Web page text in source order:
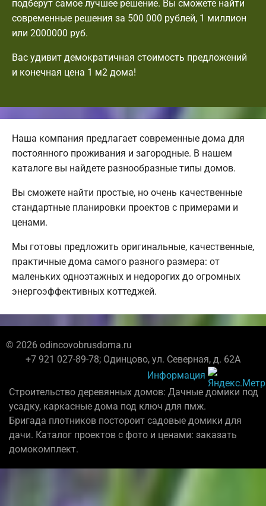
подберут самое лучшее решение. Вы сможете найти
современные решения за 500 000 рублей, 1 миллион
или 2000000 руб.
Вас удивит демократичная стоимость предложений
и конечная цена 1 м2 дома!
Наша компания предлагает современные дома для
постоянного проживания и загородные. В нашем
каталоге вы найдете разнообразные типы домов.
Вы сможете найти простые, но очень качественные
стандартные планировки проектов с примерами и
ценами.
Мы готовы предложить оригинальные, качественные,
практичные дома самого разного размера: от
маленьких одноэтажных и недорогих до огромных
энергоэффективных коттеджей.
© 2026 odincovobrusdoma.ru
+7 921 027-89-78; Одинцово, ул. Северная, д. 62А
Информация
Строительство деревянных домов: Дачные домики под
усадку, каркасные дома под ключ для пмж.
Бригада плотников постороит садовые домики для
дачи. Каталог проектов с фото и ценами: заказать
домокомплект.